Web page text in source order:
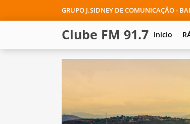
GRUPO J.SIDNEY DE COMUNICAÇÃO -
Clube FM 91.7 Inicio